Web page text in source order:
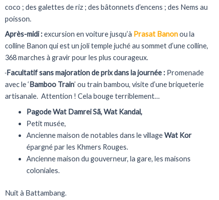
coco ; des galettes de riz ; des bâtonnets d’encens ; des Nems au
poisson.
Après-midi :excursion en voiture jusqu’à Prasat Banonou la
colline Banon qui est un joli temple juché au sommet d’une colline,
368 marches à gravir pour les plus courageux.
Facultatif sans majoration de prix dans la journée : Promenade
avec le ‘Bamboo Train’ ou train bambou, visite d’une briqueterie
artisanale. Attention ! Cela bouge terriblement…
Pagode Wat Damrei Sã, Wat Kandal,
Petit musée,
Ancienne maison de notables dans le villageWat Kor
épargné par les Khmers Rouges.
Ancienne maison du gouverneur, la gare, les maisons
coloniales.
Nuit à Battambang.